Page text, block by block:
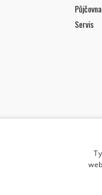
Půjčovna
Servis